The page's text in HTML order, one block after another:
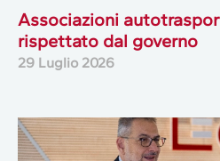
Associazioni
rispettato dal governo
29 Luglio 2026